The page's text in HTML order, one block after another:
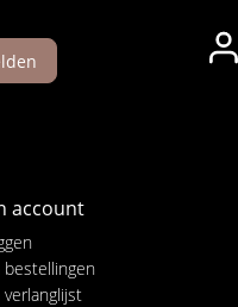
account
bestellingen
verlanglijst